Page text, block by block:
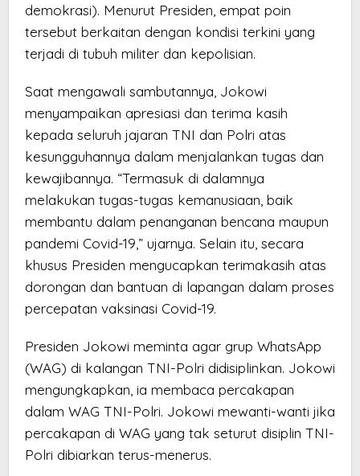
demokrasi). Menurut Presiden, empat poin
tersebut berkaitan dengan kondisi terkini yang
terjadi di tubuh militer dan kepolisian.
Saat mengawali sambutannya, Jokowi
menyampaikan apresiasi dan terima kasih
kepada seluruh jajaran TNI dan Polri atas
kesungguhannya dalam menjalankan tugas dan
kewajibannya. “Termasuk di dalamnya
melakukan tugas-tugas kemanusiaan, baik
membantu dalam penanganan bencana maupun
pandemi Covid-19,” ujarnya. Selain itu, secara
khusus Presiden mengucapkan terimakasih atas
dorongan dan bantuan di lapangan dalam proses
percepatan vaksinasi Covid-19.
Presiden Jokowi meminta agar grup WhatsApp
(WAG) di kalangan TNI-Polri didisiplinkan. Jokowi
mengungkapkan, ia membaca percakapan
dalam WAG TNI-Polri. Jokowi mewanti-wanti jika
percakapan di WAG yang tak seturut disiplin TNI-
Polri dibiarkan terus-menerus.